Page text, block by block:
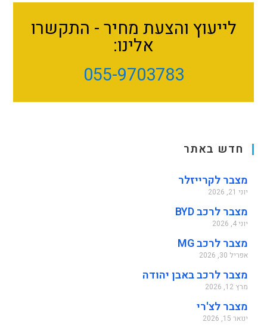
לייעוץ והצעת מחיר - התקשרו
אלינו:
055-9703783
חדש באתר
מצבר לקרייזלר
יוני 21, 2026
מצבר לרכב BYD
יוני 4, 2026
מצבר לרכב MG
אפריל 30, 2026
מצבר לרכב באבן יהודה
מרץ 12, 2026
מצבר לצ'רי
ינואר 15, 2026